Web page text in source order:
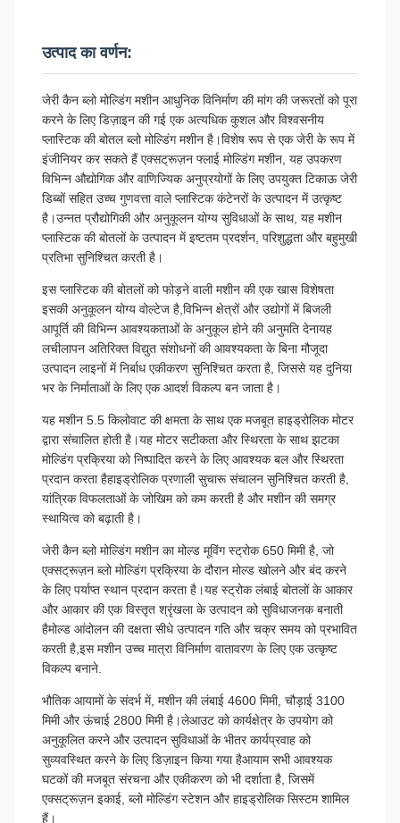
उत्पाद का वर्णन:
जेरी कैन ब्लो मोल्डिंग मशीन आधुनिक विनिर्माण की मांग की जरूरतों को पूरा
करने के लिए डिज़ाइन की गई एक अत्यधिक कुशल और विश्वसनीय
प्लास्टिक की बोतल ब्लो मोल्डिंग मशीन है।विशेष रूप से एक जेरी के रूप में
इंजीनियर कर सकते हैं एक्सट्रूज़न फ्लाई मोल्डिंग मशीन, यह उपकरण
विभिन्न औद्योगिक और वाणिज्यिक अनुप्रयोगों के लिए उपयुक्त टिकाऊ जेरी
डिब्बों सहित उच्च गुणवत्ता वाले प्लास्टिक कंटेनरों के उत्पादन में उत्कृष्ट
है।उन्नत प्रौद्योगिकी और अनुकूलन योग्य सुविधाओं के साथ, यह मशीन
प्लास्टिक की बोतलों के उत्पादन में इष्टतम प्रदर्शन, परिशुद्धता और बहुमुखी
प्रतिभा सुनिश्चित करती है।
इस प्लास्टिक की बोतलों को फोड़ने वाली मशीन की एक खास विशेषता
इसकी अनुकूलन योग्य वोल्टेज है,विभिन्न क्षेत्रों और उद्योगों में बिजली
आपूर्ति की विभिन्न आवश्यकताओं के अनुकूल होने की अनुमति देनायह
लचीलापन अतिरिक्त विद्युत संशोधनों की आवश्यकता के बिना मौजूदा
उत्पादन लाइनों में निर्बाध एकीकरण सुनिश्चित करता है, जिससे यह दुनिया
भर के निर्माताओं के लिए एक आदर्श विकल्प बन जाता है।
यह मशीन 5.5 किलोवाट की क्षमता के साथ एक मजबूत हाइड्रोलिक मोटर
द्वारा संचालित होती है।यह मोटर सटीकता और स्थिरता के साथ झटका
मोल्डिंग प्रक्रिया को निष्पादित करने के लिए आवश्यक बल और स्थिरता
प्रदान करता हैहाइड्रोलिक प्रणाली सुचारू संचालन सुनिश्चित करती है,
यांत्रिक विफलताओं के जोखिम को कम करती है और मशीन की समग्र
स्थायित्व को बढ़ाती है।
जेरी कैन ब्लो मोल्डिंग मशीन का मोल्ड मूविंग स्ट्रोक 650 मिमी है, जो
एक्सट्रूज़न ब्लो मोल्डिंग प्रक्रिया के दौरान मोल्ड खोलने और बंद करने
के लिए पर्याप्त स्थान प्रदान करता है।यह स्ट्रोक लंबाई बोतलों के आकार
और आकार की एक विस्तृत श्रृंखला के उत्पादन को सुविधाजनक बनाती
हैमोल्ड आंदोलन की दक्षता सीधे उत्पादन गति और चक्र समय को प्रभावित
करती है,इस मशीन उच्च मात्रा विनिर्माण वातावरण के लिए एक उत्कृष्ट
विकल्प बनाने.
भौतिक आयामों के संदर्भ में, मशीन की लंबाई 4600 मिमी, चौड़ाई 3100
मिमी और ऊंचाई 2800 मिमी है।लेआउट को कार्यक्षेत्र के उपयोग को
अनुकूलित करने और उत्पादन सुविधाओं के भीतर कार्यप्रवाह को
सुव्यवस्थित करने के लिए डिज़ाइन किया गया हैआयाम सभी आवश्यक
घटकों की मजबूत संरचना और एकीकरण को भी दर्शाता है, जिसमें
एक्सट्रूज़न इकाई, ब्लो मोल्डिंग स्टेशन और हाइड्रोलिक सिस्टम शामिल
हैं।